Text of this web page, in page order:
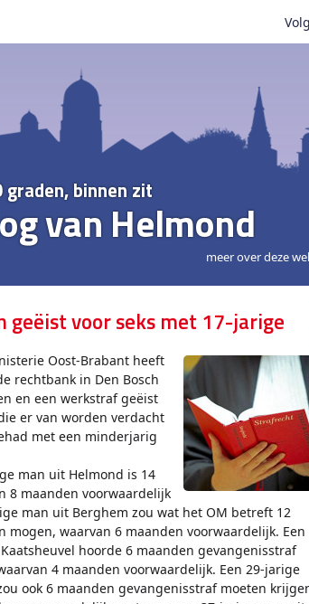
binnen zit
van Helmond
meer over deze
geëist voor seks met 17-jarige
Oost-Brabant heeft
rechtbank in Den Bosch
en een werkstraf geëist
er van worden verdacht
met een minderjarig
man uit Helmond is 14
8 maanden voorwaardelijk
man uit Berghem zou wat het OM betreft 12
mogen, waarvan 6 maanden voorwaardelijk. Een
hoorde 6 maanden gevangenisstraf
4 maanden voorwaardelijk. Een 29-jarige
ook 6 maanden gevangenisstraf moeten